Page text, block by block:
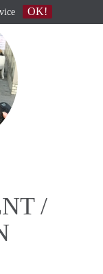
/
OK!